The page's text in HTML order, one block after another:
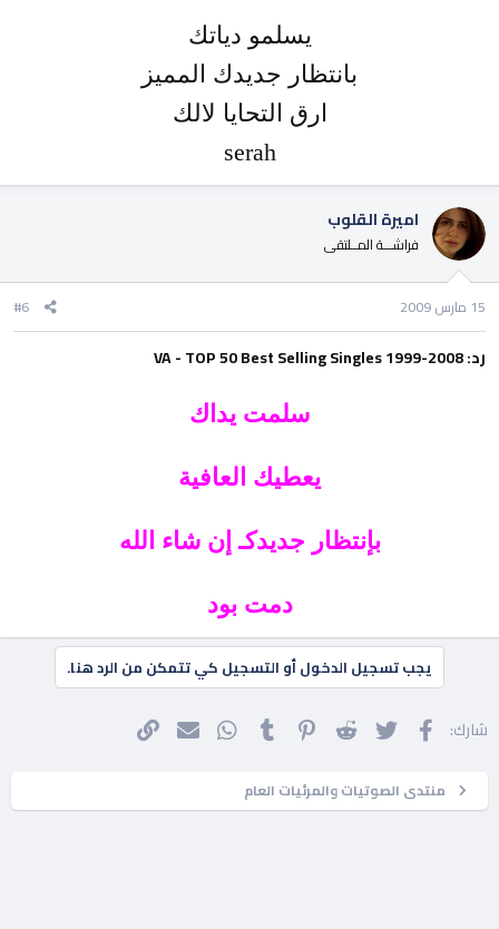
يسلمو دياتك
بانتظار جديدك المميز
ارق التحايا لالك
serah
اميرة القلوب
فراشـــة المــلتقى
15 مارس 2009 #6
رد: VA - TOP 50 Best Selling Singles 1999-2008
سلمت يداك
يعطيك العافية
بإنتظار جديدكـ إن شاء الله
دمت بود
يجب تسجيل الدخول أو التسجيل كي تتمكن من الرد هنا.
شارك: فيسبوك تويتر Reddit
Pinterest
Tumblr
WhatsAppالبريد الإلكتروني
منتدى الصوتيات والمرئيات العام